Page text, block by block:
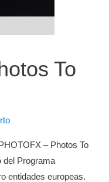
To
– Photos To
del Programa
entidades europeas.